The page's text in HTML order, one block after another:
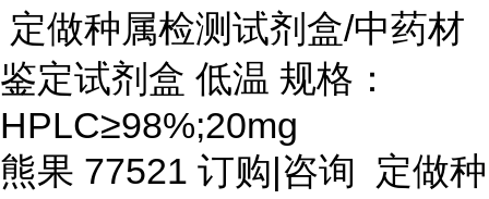
定做种属检测试剂盒/中药材
鉴定试剂盒 低温 规格：
HPLC≥98%;20mg
熊果 77521 订购|咨询 定做种